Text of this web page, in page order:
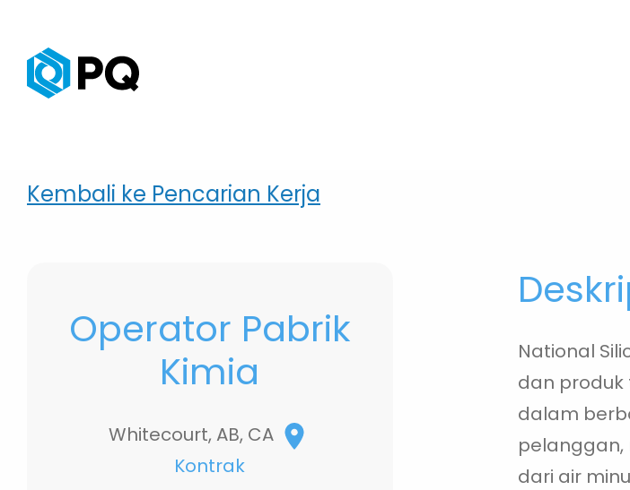
Kembali ke Pencarian Kerja
Operator Pabrik
Kimia
Whitecourt, AB, CA
Kontrak
National
dan produk
dalam
pelanggan,
dari air